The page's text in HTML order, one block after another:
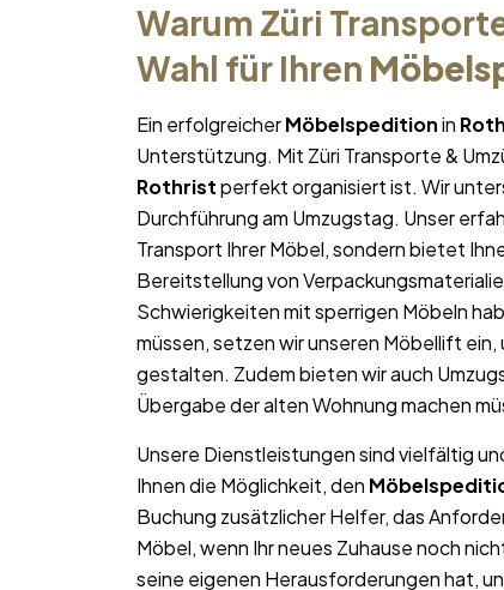
Warum Züri
Wahl für Ihren
Ein erfolgreicherMöbelspeditionin
Unterstützung. Mit Züri Transporte &
Rothristperfekt organisiert ist. Wir
Durchführung am Umzugstag. Unser
Transport Ihrer Möbel, sondern bietet
Bereitstellung von
Schwierigkeiten mit sperrigen Möbeln
müssen, setzen wir unseren Möbellift ein,
gestalten. Zudem bieten wir auch
Übergabe der alten Wohnung machen
Unsere Dienstleistungen sind vielfältig
Ihnen die Möglichkeit, den
Buchung zusätzlicher Helfer, das
Möbel, wenn Ihr neues Zuhause noch
seine eigenen Herausforderungen hat,